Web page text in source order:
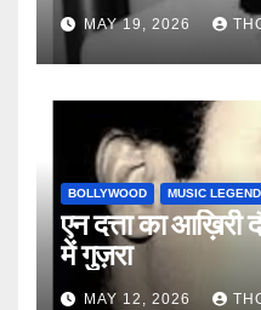
MAY 19, 2026
BOLLYWOOD MUSIC
एन दत्ता का आख़िरी
में गुज़रा
MAY 12, 2026